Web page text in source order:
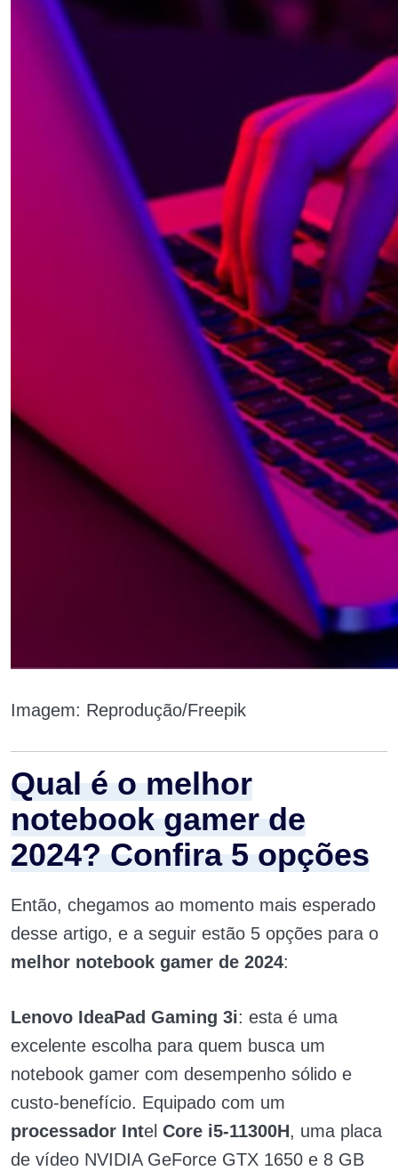
Imagem: Reprodução/Freepik
Qual é o melhor
notebook gamer de
2024? Confira 5 opções
Então, chegamos ao momento mais esperado
desse artigo, e a seguir estão 5 opções para o
melhor notebook gamer de 2024:
Lenovo IdeaPad Gaming 3i: esta é uma
excelente escolha para quem busca um
notebook gamer com desempenho sólido e
custo-benefício. Equipado com um
processador Intel Core i5-11300H, uma placa
de vídeo NVIDIA GeForce GTX 1650 e 8 GB